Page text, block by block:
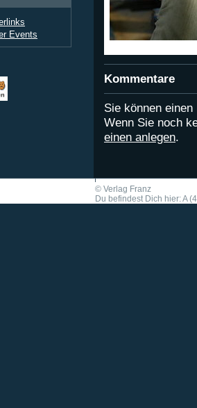
Events
Kommentare
Sie können
Wenn Sie noch
einen anlegen.
© Verlag Franz
Du befindest Dich hier: A